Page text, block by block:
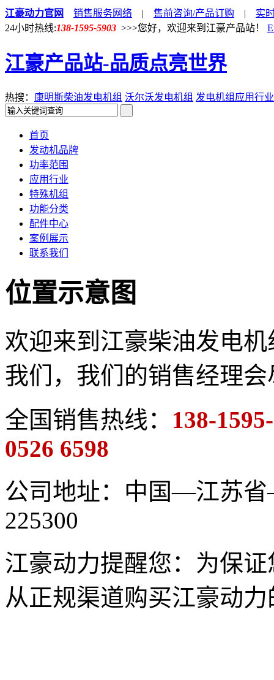
江豪动力官网 销售服务网络 | 售前咨询/产品订购 | 实
24小时热线:138-1595-5903 >>>您好，欢迎来到江豪产品站！
江豪产品站-品质点亮世界
热搜： 康明斯柴油发电机组 沃尔沃发电机组 发电机组应用行业
首页
发动机品牌
功率范围
应用行业
特殊机组
功能分类
配件中心
案例展示
联系我们
位置示意图
欢迎来到江豪柴油发电
我们，我们的销售经理
全国销售热线： 138-
0526 6598
公司地址：中国—江苏
225300
江豪动力提醒您：为保
从正规渠道购买江豪动